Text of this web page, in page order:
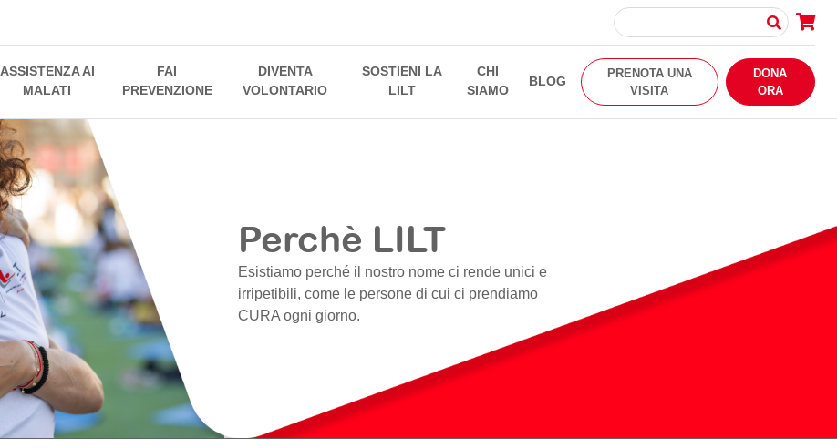
ASSISTENZA AI
MALATI
FAI
PREVENZIONE
DIVENTA
VOLONTARIO
SOSTIENI LA
LILT
CHI
SIAMO
BLOG
PRENOTA UNA
VISITA
DONA
ORA
Perchè LILT
Esistiamo perché il nostro nome ci rende unici e
irripetibili, come le persone di cui ci prendiamo
CURA ogni giorno.